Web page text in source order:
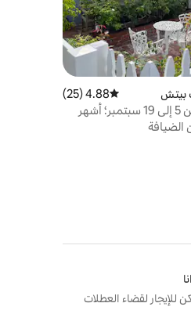
بيتش متوسط التقييم 4.88 من 5، 25 مراجعات
4.88 (25)
جزر بالبوا. الأسابيع من 5 إلى 19 سبتمبر؛ أشهر
للإيجار لقضاء العطلات